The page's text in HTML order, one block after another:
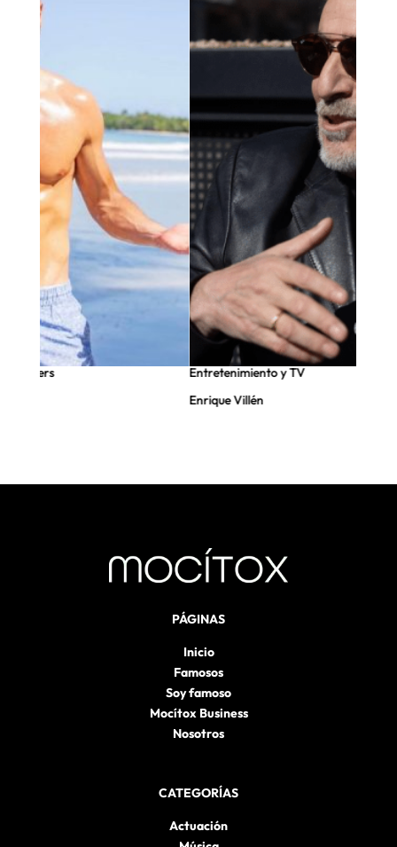
Entretenimiento y TV
Enrique Villén
PÁGINAS
Inicio
Famosos
Soy famoso
Mocítox Business
Nosotros
CATEGORÍAS
Actuación